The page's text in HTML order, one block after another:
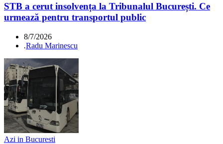
STB a cerut insolvența la Tribunalul București. Ce
urmează pentru transportul public
8/7/2026
.Radu Marinescu
Azi in Bucuresti